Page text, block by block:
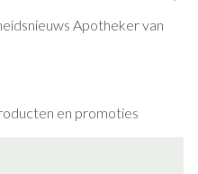
Apotheker van
en promoties